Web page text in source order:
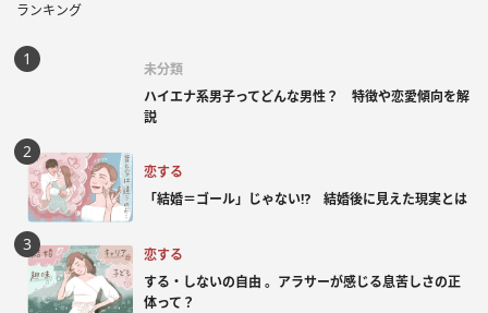
ランキング
未分類
ハイエナ系男子ってどんな男性？ 特徴や恋愛傾向を解
説
恋する
「結婚＝ゴール」じゃない⁉ 結婚後に見えた現実とは
恋する
する・しないの自由 。アラサーが感じる息苦しさの正
体って？